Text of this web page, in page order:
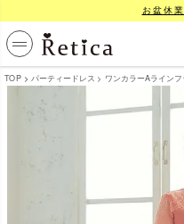
お盆休
TOP パーティードレス ワンカラーAライン